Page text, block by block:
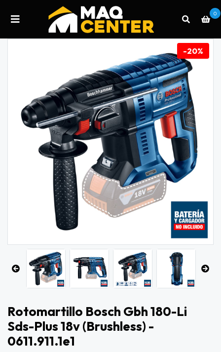
0
-20%
Rotomartillo Bosch Gbh 180-Li
Sds-Plus 18v (brushless) -
0611.911.1e1